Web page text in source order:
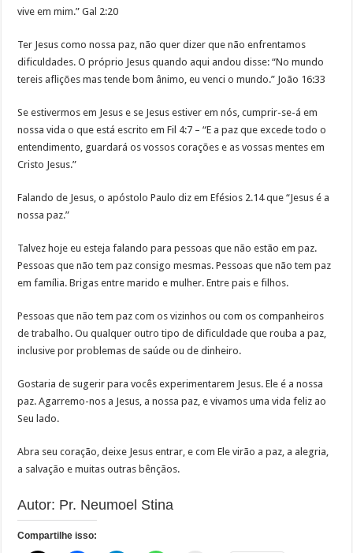
vive em mim.” Gal 2:20
Ter Jesus como nossa paz, não quer dizer que não enfrentamos
dificuldades. O próprio Jesus quando aqui andou disse: “No mundo
tereis aflições mas tende bom ânimo, eu venci o mundo.” João 16:33
Se estivermos em Jesus e se Jesus estiver em nós, cumprir-se-á em
nossa vida o que está escrito em Fil 4:7 – “E a paz que excede todo o
entendimento, guardará os vossos corações e as vossas mentes em
Cristo Jesus.”
Falando de Jesus, o apóstolo Paulo diz em Efésios 2.14 que “Jesus é a
nossa paz.”
Talvez hoje eu esteja falando para pessoas que não estão em paz.
Pessoas que não tem paz consigo mesmas. Pessoas que não tem paz
em família. Brigas entre marido e mulher. Entre pais e filhos.
Pessoas que não tem paz com os vizinhos ou com os companheiros
de trabalho. Ou qualquer outro tipo de dificuldade que rouba a paz,
inclusive por problemas de saúde ou de dinheiro.
Gostaria de sugerir para vocês experimentarem Jesus. Ele é a nossa
paz. Agarremo-nos a Jesus, a nossa paz, e vivamos uma vida feliz ao
Seu lado.
Abra seu coração, deixe Jesus entrar, e com Ele virão a paz, a alegria,
a salvação e muitas outras bênçãos.
Autor: Pr. Neumoel Stina
Compartilhe isso: